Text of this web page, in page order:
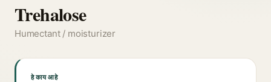
Trehalose
Humectant / moisturizer
हे काय आहे